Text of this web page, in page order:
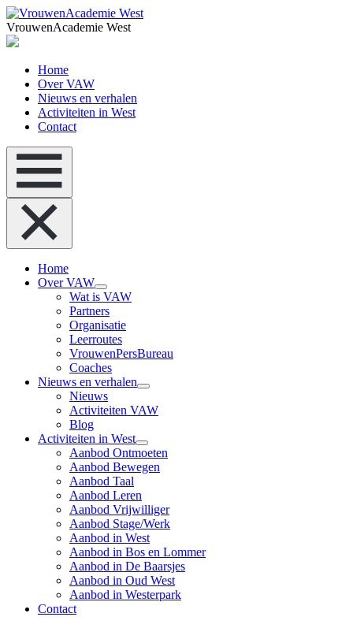
VrouwenAcademie West
Home
Over VAW
Nieuws en verhalen
Activiteiten in West
Contact
Home
Over VAW
Wat is VAW
Partners
Organisatie
Leerroutes
VrouwenPersBureau
Coaches
Nieuws en verhalen
Nieuws
Activiteiten VAW
Blog
Activiteiten in West
Aanbod Ontmoeten
Aanbod Bewegen
Aanbod Taal
Aanbod Leren
Aanbod Vrijwilliger
Aanbod Stage/Werk
Aanbod in West
Aanbod in Bos en Lommer
Aanbod in De Baarsjes
Aanbod in Oud West
Aanbod in Westerpark
Contact